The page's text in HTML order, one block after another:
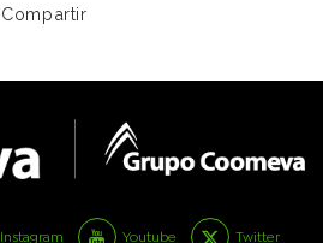
Compartir
Instagram Youtube Twitter